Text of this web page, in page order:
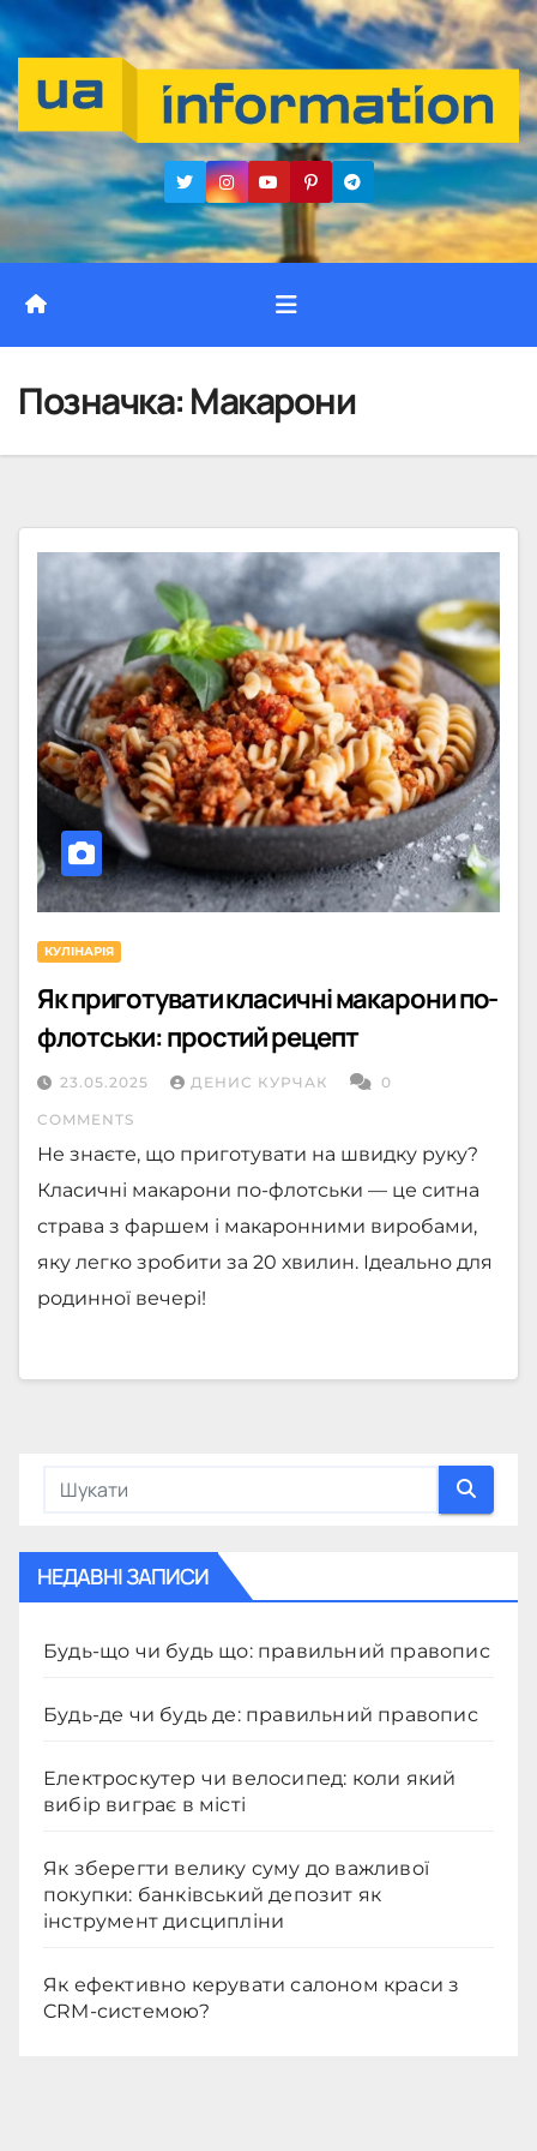
Перейти
до
вмісту
Позначка:Макарони
КУЛІНАРІЯ
Як приготувати класичні макарони по-
флотськи: простий рецепт
23.05.2025 ДЕНИС КУРЧАК 0
COMMENTS
Не знаєте, що приготувати на швидку руку?
Класичні макарони по-флотськи — це ситна
страва з фаршем і макаронними виробами,
яку легко зробити за 20 хвилин. Ідеально для
родинної вечері!
НЕДАВНІ ЗАПИСИ
Будь-що чи будь що: правильний правопис
Будь-де чи будь де: правильний правопис
Електроскутер чи велосипед: коли який
вибір виграє в місті
Як зберегти велику суму до важливої
покупки: банківський депозит як
інструмент дисципліни
Як ефективно керувати салоном краси з
CRM-системою?